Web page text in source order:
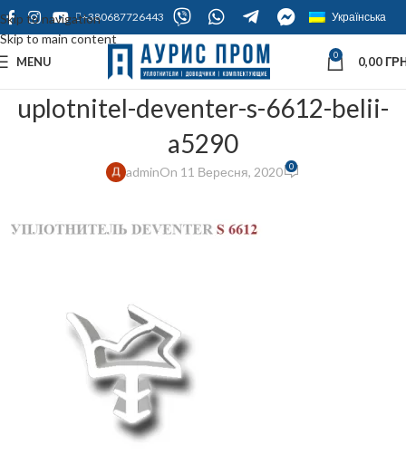
Skip to navigation
Skip to main content
+380687726443 Українська
MENU 0 0,00
uplotnitel-deventer-s-6612-belii-
a5290
adminOn 11 Вересня, 2020 0